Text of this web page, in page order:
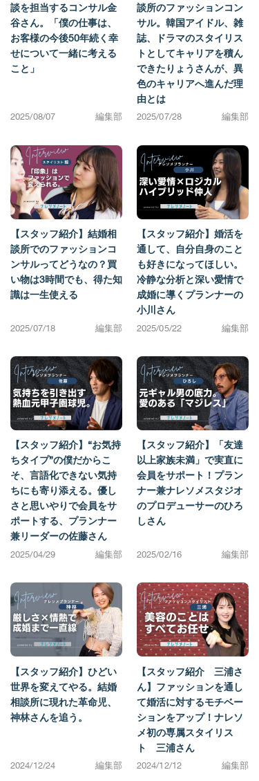
談を担当するコンサル金
谷さん。「僕の仕事は、
お客様の今後50年続く幸
せについて一緒に考える
こと」
2025/08/07 編集部
談所のファッションコン
サル。韓国アイドル、雑
誌、ドラマのスタイリス
トとしてキャリアを積ん
できたりょうさんが、異
色のキャリアへ進んだ理
由とは
2025/07/28 編集部
【スタッフ紹介】結婚相
談所でのファッションコ
ンサルってどうなの？買
い物は3時間でも、得た知
識は一生使える
2025/07/18 編集部
【スタッフ紹介】婚活を
通して、自分自身のこと
も好きになってほしい。
冷静な分析と深い愛情で
成婚に導くプランナーの
小川さん
2025/05/22 編集部
【スタッフ紹介】“お気持
ちタイプ”の僕だからこ
そ、言語化できない気持
ちにも寄り添える。優し
さと思いやりで会員をサ
ポートする、プランナー
兼リーダーの佐藤さん
2025/04/29 編集部
【スタッフ紹介】「友達
以上家族未満」で実直に
会員をサポート！プラン
ナー兼ナレソメスタジオ
のプロデューサーのひろ
しさん
2025/02/16 編集部
【スタッフ紹介】ひどい
世界を変えてやる。結婚
相談所に現れた革命児、
神林さんを追う。
2024/12/24 編集部
【スタッフ紹介 三浦さ
ん】ファッションを通し
て婚活に対するモチベー
ションをアップ！ナレソ
メ初の専属スタイリス
ト 三浦さん
2024/12/12 編集部